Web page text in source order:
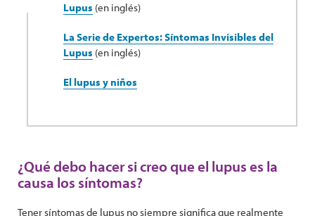
Lupus (en inglés)
La Serie de Expertos: Síntomas Invisibles del
Lupus (en inglés)
El lupus y niños
¿Qué debo hacer si creo que el lupus es la
causa los síntomas?
Tener síntomas de lupus no siempre significa que realmente